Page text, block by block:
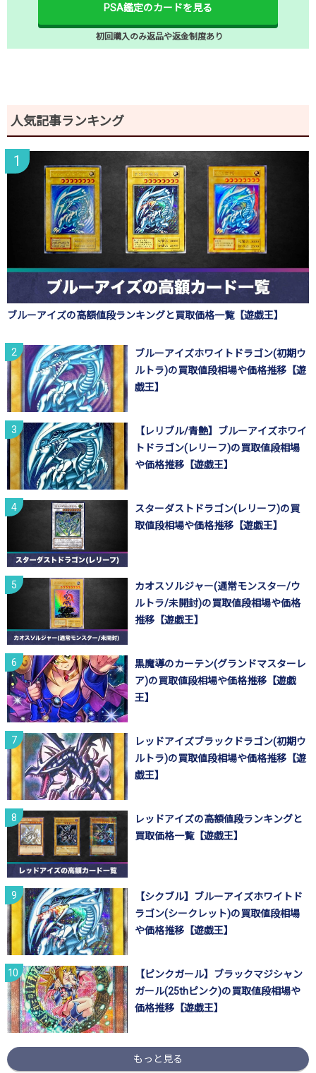
PSA鑑定のカードを見る
初回購入のみ返品や返金制度あり
人気記事ランキング
ブルーアイズの高額値段ランキングと買取価格一覧【遊戯王】
ブルーアイズホワイトドラゴン(初期ウ
ルトラ)の買取値段相場や価格推移【遊
戯王】
【レリブル/青艶】ブルーアイズホワイ
トドラゴン(レリーフ)の買取値段相場
や価格推移【遊戯王】
スターダストドラゴン(レリーフ)の買
取値段相場や価格推移【遊戯王】
カオスソルジャー(通常モンスター/ウ
ルトラ/未開封)の買取値段相場や価格
推移【遊戯王】
黒魔導のカーテン(グランドマスターレ
ア)の買取値段相場や価格推移【遊戯
王】
レッドアイズブラックドラゴン(初期ウ
ルトラ)の買取値段相場や価格推移【遊
戯王】
レッドアイズの高額値段ランキングと
買取価格一覧【遊戯王】
【シクブル】ブルーアイズホワイトド
ラゴン(シークレット)の買取値段相場
や価格推移【遊戯王】
【ピンクガール】ブラックマジシャン
ガール(25thピンク)の買取値段相場や
価格推移【遊戯王】
もっと見る